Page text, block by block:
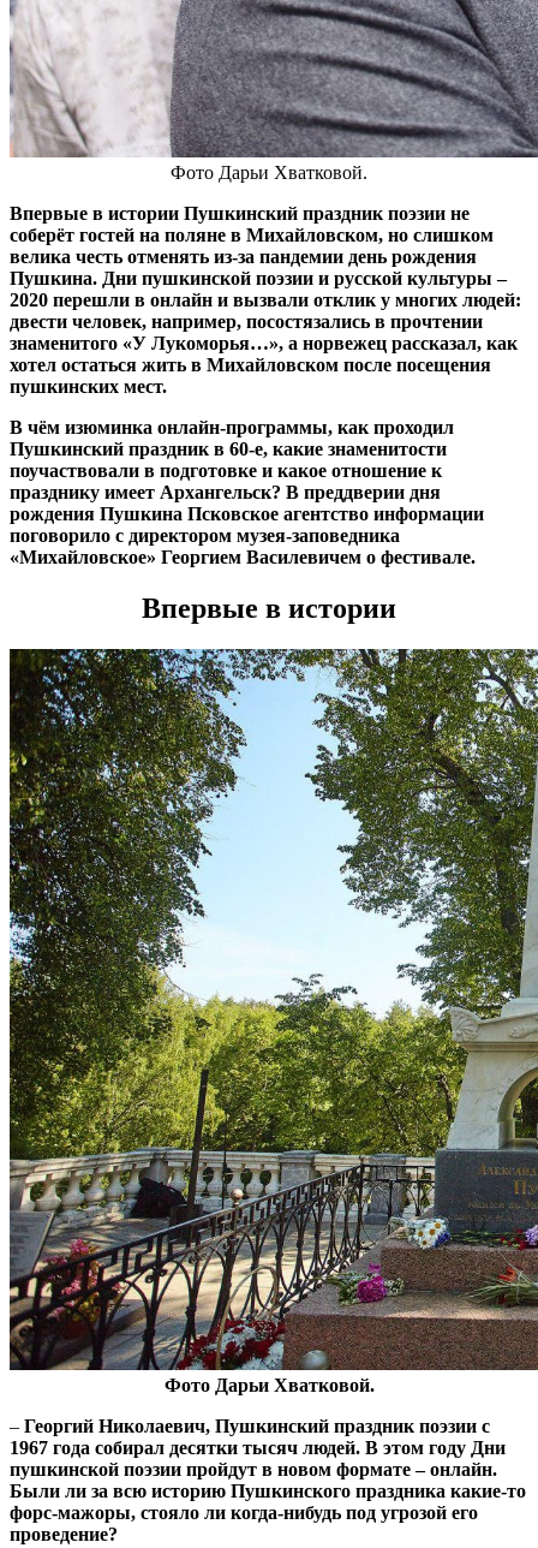
Фото Дарьи Хватковой.
Впервые в истории Пушкинский праздник поэзии не
соберёт гостей на поляне в Михайловском, но слишком
велика честь отменять из-за пандемии день рождения
Пушкина. Дни пушкинской поэзии и русской культуры –
2020 перешли в онлайн и вызвали отклик у многих людей:
двести человек, например, посостязались в прочтении
знаменитого «У Лукоморья…», а норвежец рассказал, как
хотел остаться жить в Михайловском после посещения
пушкинских мест.
В чём изюминка онлайн-программы, как проходил
Пушкинский праздник в 60-е, какие знаменитости
поучаствовали в подготовке и какое отношение к
празднику имеет Архангельск? В преддверии дня
рождения Пушкина Псковское агентство информации
поговорило с директором музея-заповедника
«Михайловское» Георгием Василевичем о фестивале.
Впервые в истории
Фото Дарьи Хватковой.
– Георгий Николаевич, Пушкинский праздник поэзии с
1967 года собирал десятки тысяч людей. В этом году Дни
пушкинской поэзии пройдут в новом формате – онлайн.
Были ли за всю историю Пушкинского праздника какие-то
форс-мажоры, стояло ли когда-нибудь под угрозой его
проведение?